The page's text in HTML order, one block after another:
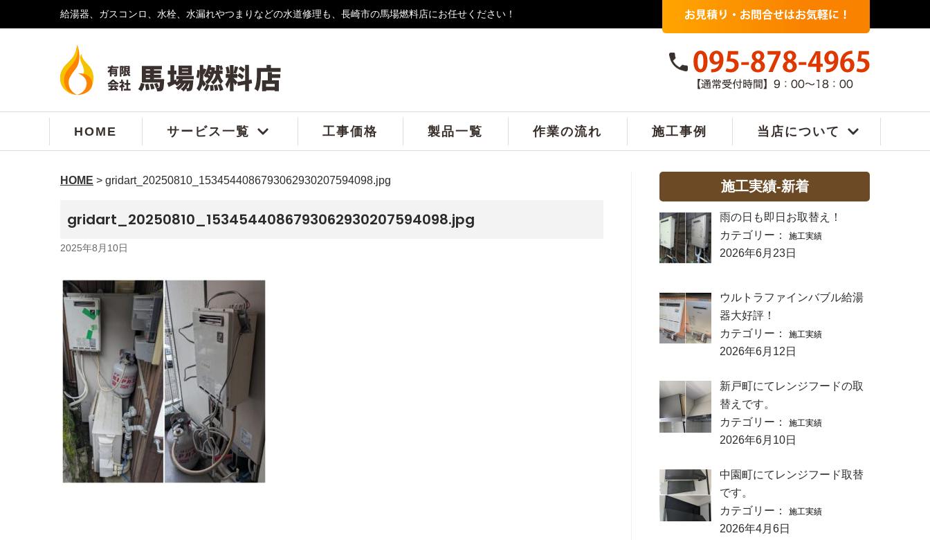
給湯器、ガスコンロ、水栓、水漏れやつまりなどの水道修理も、長崎市の馬場燃料店にお任せください！
HOME サービス一覧 工事価格 製品一覧 作業の流れ 施工事例 当店について
HOME > gridart_20250810_1534544086793062930207594098.jpg
gridart_20250810_1534544086793062930207594098.jpg
2025年8月10日
施工実績-新着
雨の日も即日お取替え！
カテゴリー：
施工実績
2026年6月23日
ウルトラファインバブル給湯
器大好評！
カテゴリー：
施工実績
2026年6月12日
新戸町にてレンジフードの取
替えです。
カテゴリー：
施工実績
2026年6月10日
中園町にてレンジフード取替
です。
カテゴリー：
施工実績
2026年4月6日